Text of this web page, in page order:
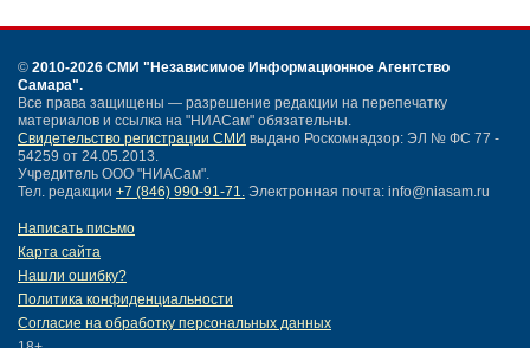
© 2010-2026 СМИ "Независимое Информационное Агентство
Самара".
Все права защищены — разрешение редакции на перепечатку
материалов и ссылка на "НИАСам" обязательны.
Свидетельство регистрации СМИ выдано Роскомнадзор: ЭЛ № ФС 77 -
54259 от 24.05.2013.
Учредитель ООО "НИАСам".
Тел. редакции +7 (846) 990-91-71. Электронная почта: info@niasam.ru
Написать письмо
Карта сайта
Нашли ошибку?
Политика конфиденциальности
Согласие на обработку персональных данных